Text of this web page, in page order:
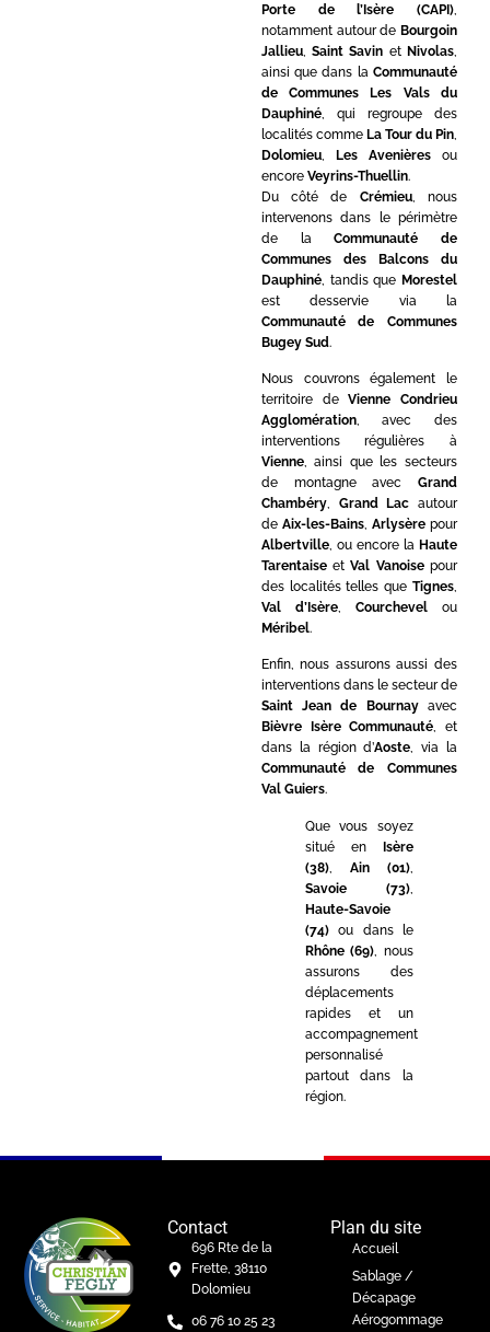
Porte de l’Isère (CAPI)
notamment autour de Bourgoin
Jallieu,Saint Savin et Nivolas
ainsi que dans la Communauté
de Communes Les Vals du
Dauphiné, qui regroupe des
localités comme La Tour du Pin
Dolomieu, Les Avenièresou
encore Veyrins-Thuellin.
Du côté de Crémieu, nous
intervenons dans le périmètre
de laCommunauté de
Communes des Balcons du
Dauphiné, tandis que Morestel
est desservie via la
Communauté de Communes
Bugey Sud.
Nous couvrons également le
territoire deVienne Condrieu
Agglomération, avec des
interventions régulières à
Vienne, ainsi que les secteurs
de montagne avec Grand
Chambéry, Grand Lac autour
de Aix-les-Bains, Arlysèrepour
Albertville, ou encore la Haute
TarentaiseetVal Vanoisepour
des localités telles que Tignes,
Val d’Isère, Courchevelou
Méribel.
Enfin, nous assurons aussi des
interventions dans le secteur de
Saint Jean de Bournayavec
Bièvre Isère Communauté, et
dans la région d’Aoste, via la
Communauté de Communes
Val Guiers.
Que vous soyez
situé en Isère
(38), Ain (01)
Savoie (73)
Haute-Savoie
(74)ou dans le
Rhône (69) , nous
assurons des
déplacements
rapides et un
accompagnement
personnalisé
partout dans la
région.
Contact
696 Rte de la
Frette, 38110
Dolomieu
06 76 10 25 23
Plan du site
Accueil
Sablage /
Décapage
Aérogommage